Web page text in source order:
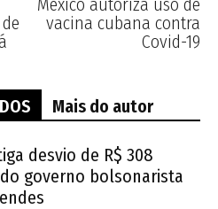
vacina cubana contra
Covid-19
Mais do autor
desvio de R$ 308
governo bolsonarista